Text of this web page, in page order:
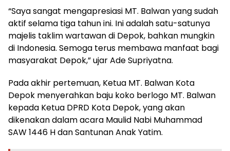
“Saya sangat mengapresiasi MT. Balwan yang sudah
aktif selama tiga tahun ini. Ini adalah satu-satunya
majelis taklim wartawan di Depok, bahkan mungkin
di Indonesia. Semoga terus membawa manfaat bagi
masyarakat Depok,” ujar Ade Supriyatna.
Pada akhir pertemuan, Ketua MT. Balwan Kota
Depok menyerahkan baju koko berlogo MT. Balwan
kepada Ketua DPRD Kota Depok, yang akan
dikenakan dalam acara Maulid Nabi Muhammad
SAW 1446 H dan Santunan Anak Yatim.